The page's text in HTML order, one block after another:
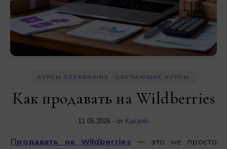
КУРСЫ GEEKBRAINS - ОБУЧАЮЩИЕ КУРСЫ
Как продавать на Wildberries
11.05.2026 - от Kazanki
Продавать на Wildberries — это не просто